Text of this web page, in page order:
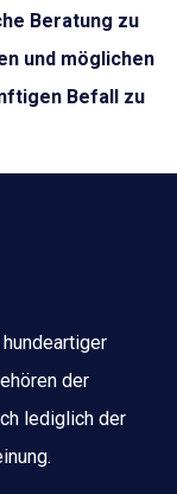
Beratung zu
und möglichen
Befall zu
der
lediglich der